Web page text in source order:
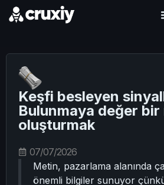
Keşfi besleyen
Bulunmaya değer bir
oluşturmak
07/07/2026
Metin, pazarlama alanında
önemli bilgiler sunuyor